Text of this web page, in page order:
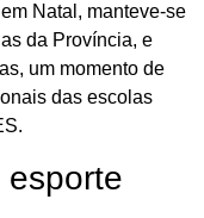
Natal, manteve-se
da Província, e
um momento de
das escolas